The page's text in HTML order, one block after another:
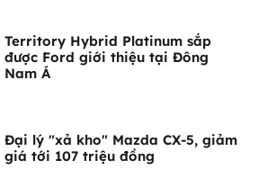
Territory Hybrid Platinum sắp
được Ford giới thiệu tại Đông
Nam Á
Đại lý "xả kho" Mazda CX-5, giảm
giá tới 107 triệu đồng